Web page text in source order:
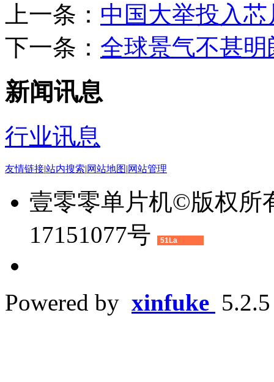
上一条： 中国大举投入
下一条： 全球景气不甚
新闻讯息
行业讯息
友情链接|站内搜索|网站地图|网站管理
壹零零单片机©版权所
17151077号
51La
Powered by xinfuke